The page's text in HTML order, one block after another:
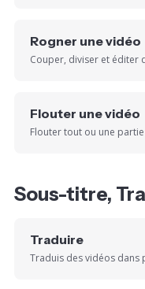
Rogner une vidéo
Couper, diviser et éditer
Flouter une vidéo
Flouter tout ou une
Sous-titre,
Traduire
Traduis des vidéos dans